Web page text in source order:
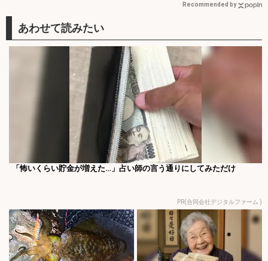
Recommended by
「怖いくらい貯金が増えた…」占い師の言う通りにしてみただけ
PR(合同会社デジタルファーム )